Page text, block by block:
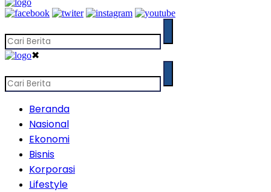
✖
Beranda
Nasional
Ekonomi
Bisnis
Korporasi
Lifestyle